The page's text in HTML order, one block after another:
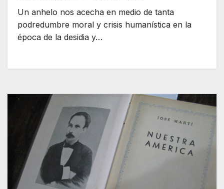
Un anhelo nos acecha en medio de tanta
podredumbre moral y crisis humanística en la
época de la desidia y…